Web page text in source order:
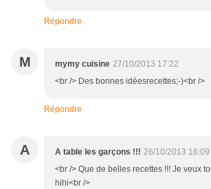
Répondre
M mymy cuisine 27/10/2013 17:22
<br /> Des bonnes idéesrecettes;-)<br />
Répondre
A A table les garçons !!! 26/10/2013 16:09
<br /> Que de belles recettes !!! Je veux
hihi<br />